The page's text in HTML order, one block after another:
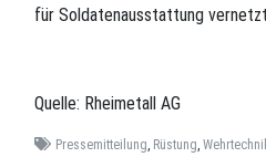
für Soldatenausstattung
Quelle: Rheimetall AG
Pressemitteilung, Rüstung,